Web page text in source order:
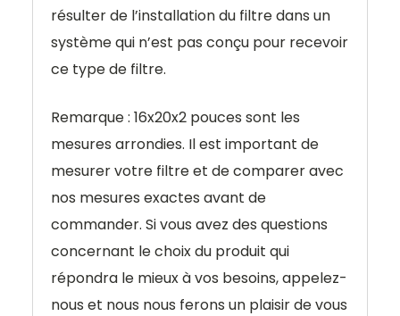
résulter de l’installation du filtre dans un
système qui n’est pas conçu pour recevoir
ce type de filtre.
Remarque : 16x20x2 pouces sont les
mesures arrondies. Il est important de
mesurer votre filtre et de comparer avec
nos mesures exactes avant de
commander. Si vous avez des questions
concernant le choix du produit qui
répondra le mieux à vos besoins, appelez-
nous et nous nous ferons un plaisir de vous